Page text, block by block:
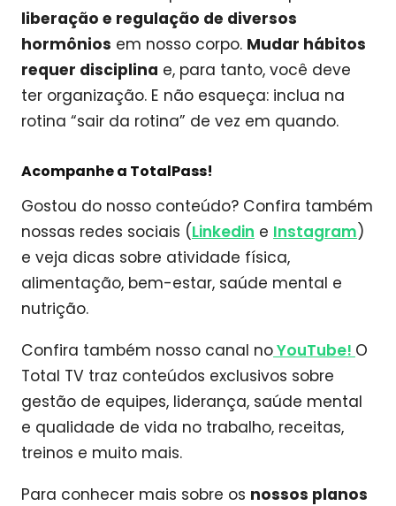
liberação e regulação de diversos
hormônios em nosso corpo. Mudar hábitos
requer disciplina e, para tanto, você deve
ter organização. E não esqueça: inclua na
rotina “sair da rotina” de vez em quando.
Acompanhe a TotalPass!
Gostou do nosso conteúdo? Confira também
nossas redes sociais (Linkedin e Instagram)
e veja dicas sobre atividade física,
alimentação, bem-estar, saúde mental e
nutrição.
Confira também nosso canal noYouTube! O
Total TV traz conteúdos exclusivos sobre
gestão de equipes, liderança, saúde mental
e qualidade de vida no trabalho, receitas,
treinos e muito mais.
Para conhecer mais sobre os nossos planos